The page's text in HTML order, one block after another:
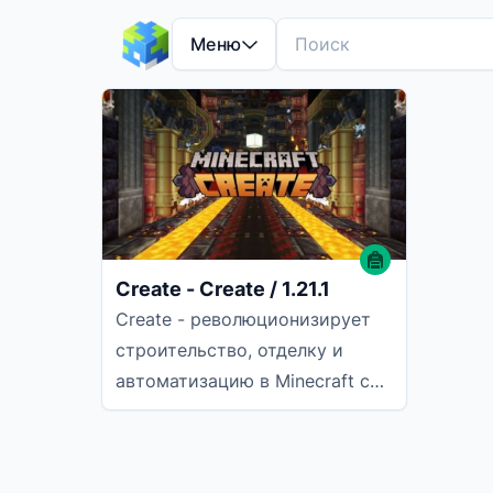
Меню
Create - Create / 1.21.1
Create - революционизирует
строительство, отделку и
автоматизацию в Minecraft с
помощью уникального